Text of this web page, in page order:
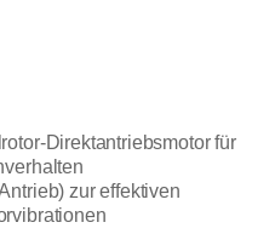
Direktantriebsmotor für
zur effektiven